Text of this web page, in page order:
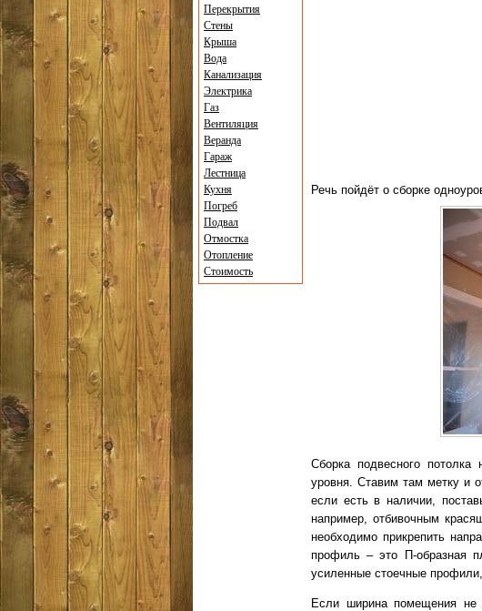
Речь пойдёт о сборке
Сборка подвесного потолка
уровня. Ставим там метку и
если есть в наличии,
например, отбивочным
необходимо прикрепить
профиль – это П-образная
усиленные стоечные профили,
Если ширина помещения не
Перекрытия
Стены
Крыша
Вода
Канализация
Электрика
Газ
Вентиляция
Веранда
Гараж
Лестница
Кухня
Погреб
Подвал
Отмостка
Отопление
Стоимость